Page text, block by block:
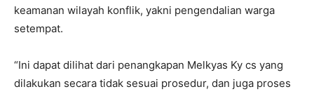
keamanan wilayah konflik, yakni pengendalian warga
setempat.
“Ini dapat dilihat dari penangkapan Melkyas Ky cs yang
dilakukan secara tidak sesuai prosedur, dan juga proses